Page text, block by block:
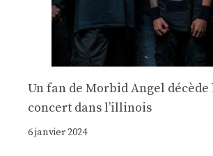
Un fan de Morbid Angel décède
concert dans l’illinois
6 janvier 2024